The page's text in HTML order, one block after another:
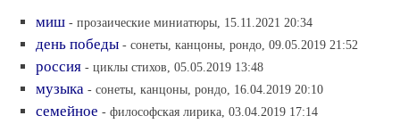
миш - прозаические миниатюры, 15.11.2021 20:34
день победы - сонеты, канцоны, рондо, 09.05.2019 21:52
россия - циклы стихов, 05.05.2019 13:48
музыка - сонеты, канцоны, рондо, 16.04.2019 20:10
семейное - философская лирика, 03.04.2019 17:14